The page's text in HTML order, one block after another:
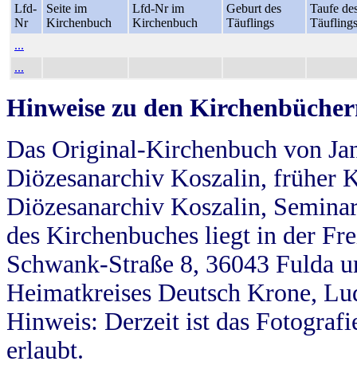
Lfd-
Nr
Seite im
Kirchenbuch
Lfd-Nr im
Kirchenbuch
Geburt des
Täuflings
Taufe
Täuflings
...
...
Hinweise zu den
Das Original-Kirchenbuch von
Diözesanarchiv Koszalin, früher
Diözesanarchiv Koszalin,
des Kirchenbuches liegt in der
Schwank-Straße 8, 36043 Fulda
Heimatkreises Deutsch Krone,
Hinweis: Derzeit ist das
erlaubt.